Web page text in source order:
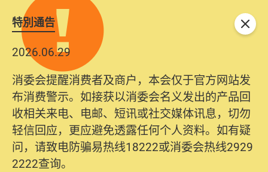
特別通告
2026.06.29
消委会提醒消费者及商户，本会仅于官方网站发
布消费警示。如接获以消委会名义发出的产品回
收相关来电、电邮、短讯或社交媒体讯息，切勿
轻信回应，更应避免透露任何个人资料。如有疑
问，请致电防骗易热线18222或消委会热线2929
2222查询。
关闭